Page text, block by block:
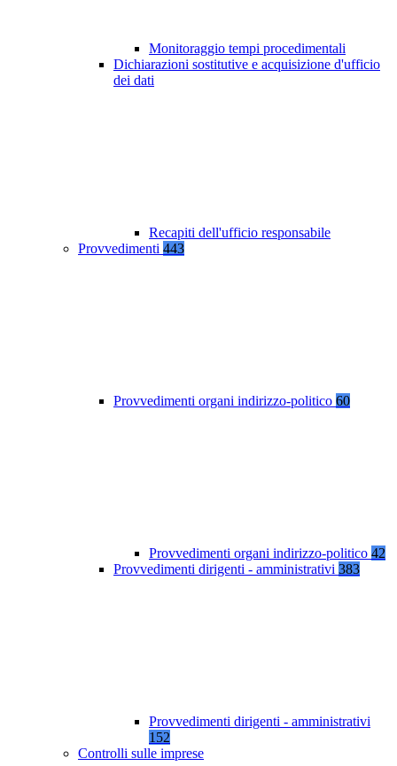
Monitoraggio tempi procedimentali
Dichiarazioni sostitutive e acquisizione d'ufficio
dei dati
Recapiti dell'ufficio responsabile
Provvedimenti 443
Provvedimenti organi indirizzo-politico 60
Provvedimenti organi indirizzo-politico 42
Provvedimenti dirigenti - amministrativi 383
Provvedimenti dirigenti - amministrativi
152
Controlli sulle imprese